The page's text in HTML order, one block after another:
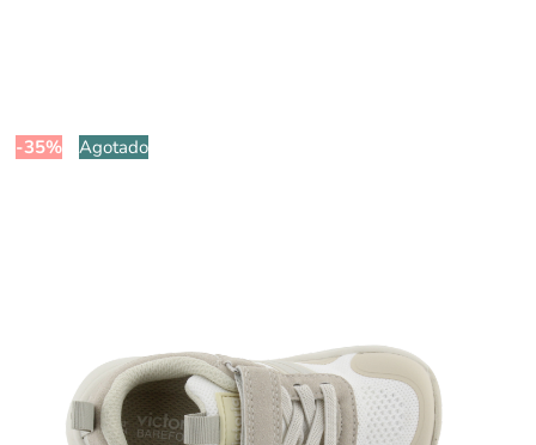
-35% Agotado